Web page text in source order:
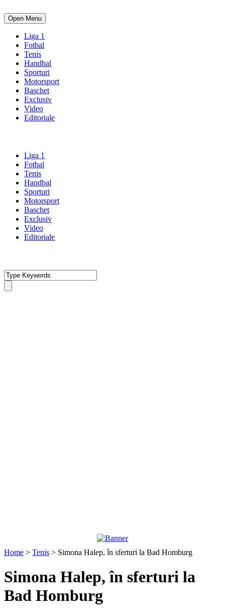
Open Menu
Liga 1
Fotbal
Tenis
Handbal
Sporturi
Motorsport
Baschet
Exclusiv
Video
Editoriale
Liga 1
Fotbal
Tenis
Handbal
Sporturi
Motorsport
Baschet
Exclusiv
Video
Editoriale
Home > Tenis > Simona Halep, în sferturi la Bad Homburg
Simona Halep, în sferturi la
Bad Homburg